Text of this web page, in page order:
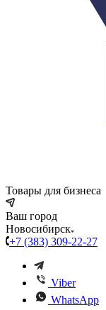
Товары для бизнеса
Ваш город
Новосибирск
+7 (383) 309-22-27
Viber
WhatsApp